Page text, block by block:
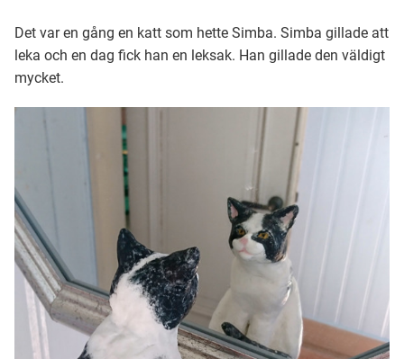
Det var en gång en katt som hette Simba. Simba gillade att
leka och en dag fick han en leksak. Han gillade den väldigt
mycket.